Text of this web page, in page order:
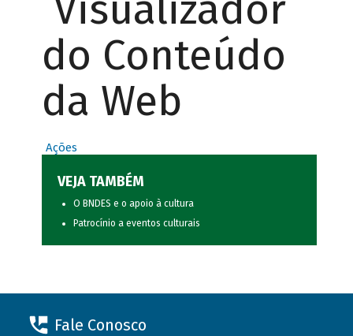
do Conteúdo
da Web
Ações
VEJA TAMBÉM
O BNDES e o apoio à cultura
Patrocínio a eventos culturais
Fale Conosco